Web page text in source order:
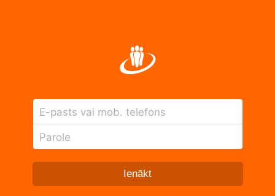
E-pasts vai mob. telefons
Parole
Ienākt